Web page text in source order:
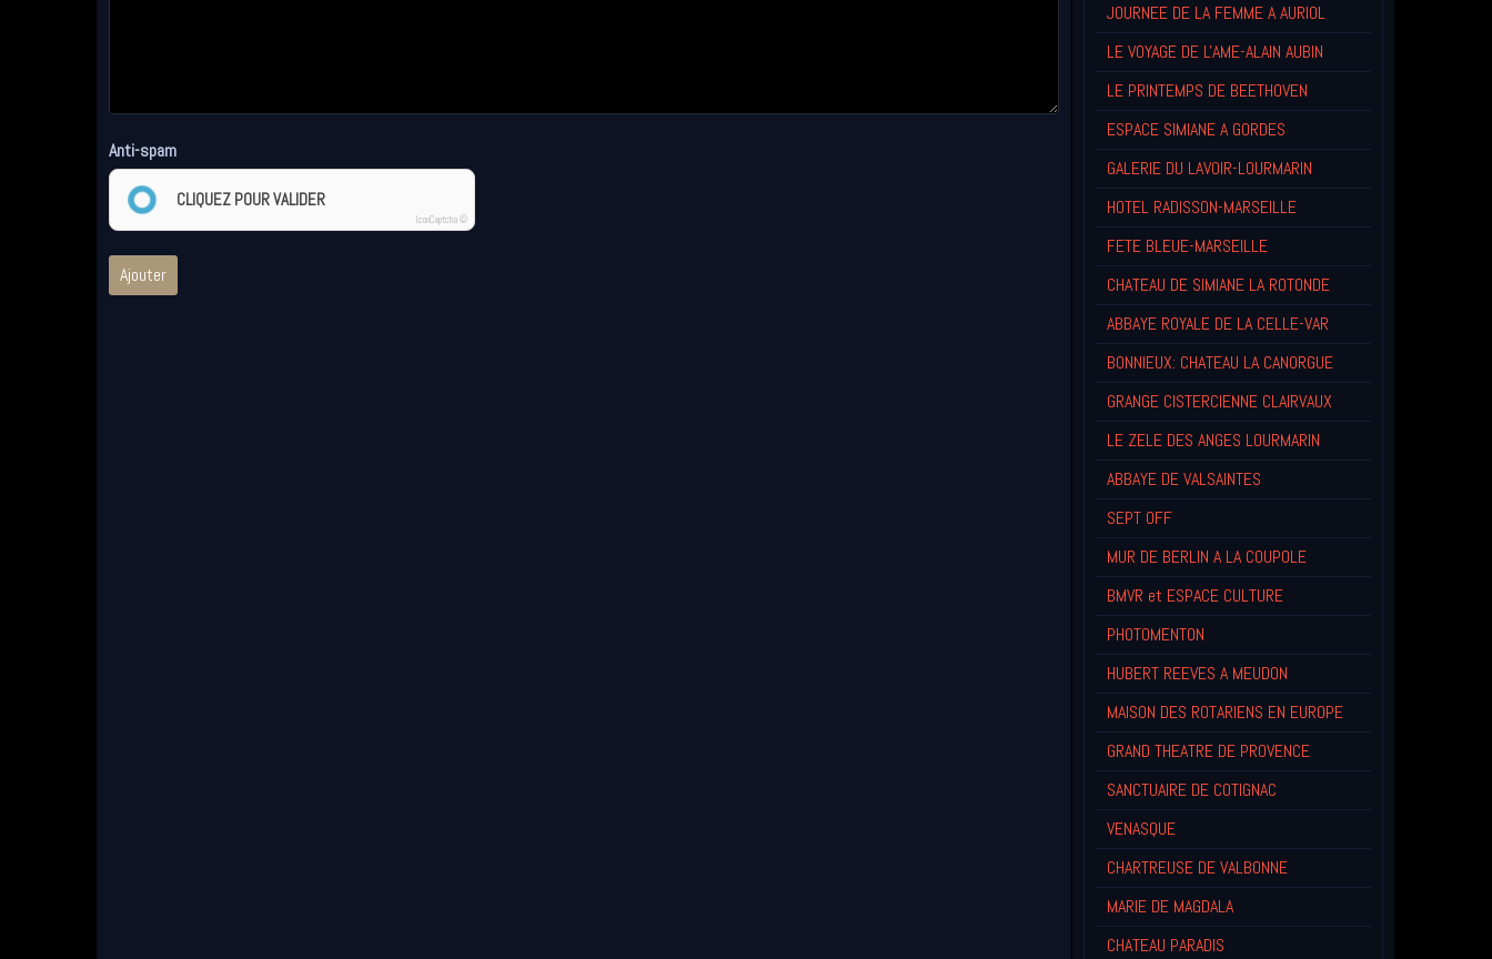
Anti-spam
CLIQUEZ POUR VALIDER
IconCaptcha ©
Ajouter
JOURNEE DE LA FEMME A AURIOL
LE VOYAGE DE L'AME-ALAIN AUBIN
LE PRINTEMPS DE BEETHOVEN
ESPACE SIMIANE A GORDES
GALERIE DU LAVOIR-LOURMARIN
HOTEL RADISSON-MARSEILLE
FETE BLEUE-MARSEILLE
CHATEAU DE SIMIANE LA ROTONDE
ABBAYE ROYALE DE LA CELLE-VAR
BONNIEUX: CHATEAU LA CANORGUE
GRANGE CISTERCIENNE CLAIRVAUX
LE ZELE DES ANGES LOURMARIN
ABBAYE DE VALSAINTES
SEPT OFF
MUR DE BERLIN A LA COUPOLE
BMVR et ESPACE CULTURE
PHOTOMENTON
HUBERT REEVES A MEUDON
MAISON DES ROTARIENS EN EUROPE
GRAND THEATRE DE PROVENCE
SANCTUAIRE DE COTIGNAC
VENASQUE
CHARTREUSE DE VALBONNE
MARIE DE MAGDALA
CHATEAU PARADIS